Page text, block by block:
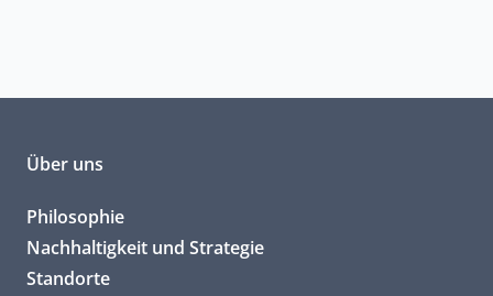
Über uns
Philosophie
Nachhaltigkeit und Strategie
Standorte